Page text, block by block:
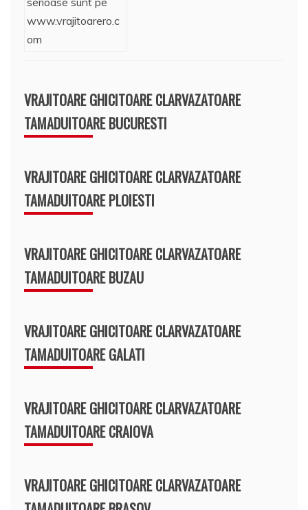
VRAJITOARE GHICITOARE CLARVAZATOARE
TAMADUITOARE BUCURESTI
VRAJITOARE GHICITOARE CLARVAZATOARE
TAMADUITOARE PLOIESTI
VRAJITOARE GHICITOARE CLARVAZATOARE
TAMADUITOARE BUZAU
VRAJITOARE GHICITOARE CLARVAZATOARE
TAMADUITOARE GALATI
VRAJITOARE GHICITOARE CLARVAZATOARE
TAMADUITOARE CRAIOVA
VRAJITOARE GHICITOARE CLARVAZATOARE